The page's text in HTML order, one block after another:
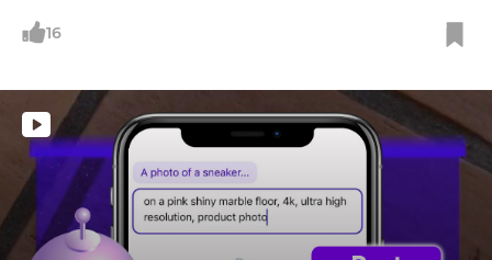
합니다. 경영학도 출신으로 낮에는 직장인, 회사일이 끝나면 작가로 활동
16